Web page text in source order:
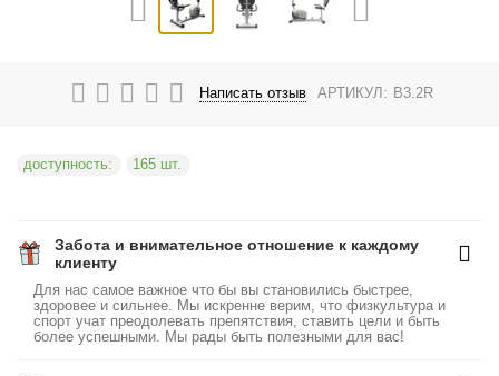
Написать отзыв АРТИКУЛ: B3.2R
доступность: 165 шт.
Забота и внимательное отношение к каждому
клиенту
Для нас самое важное что бы вы становились быстрее,
здоровее и сильнее. Мы искренне верим, что физкультура и
спорт учат преодолевать препятствия, ставить цели и быть
более успешными. Мы рады быть полезными для вас!